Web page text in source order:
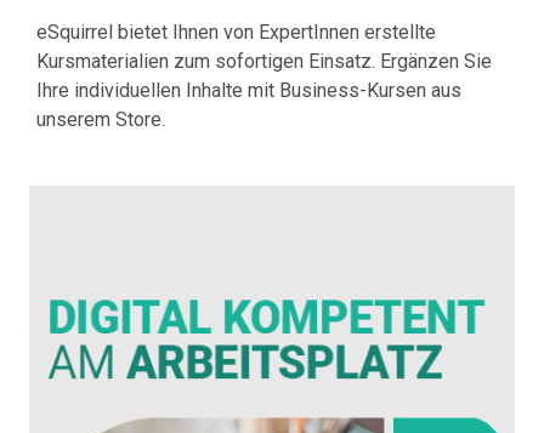
eSquirrel bietet Ihnen von ExpertInnen erstellte
Kursmaterialien zum sofortigen Einsatz. Ergänzen Sie
Ihre individuellen Inhalte mit Business-Kursen aus
unserem Store.